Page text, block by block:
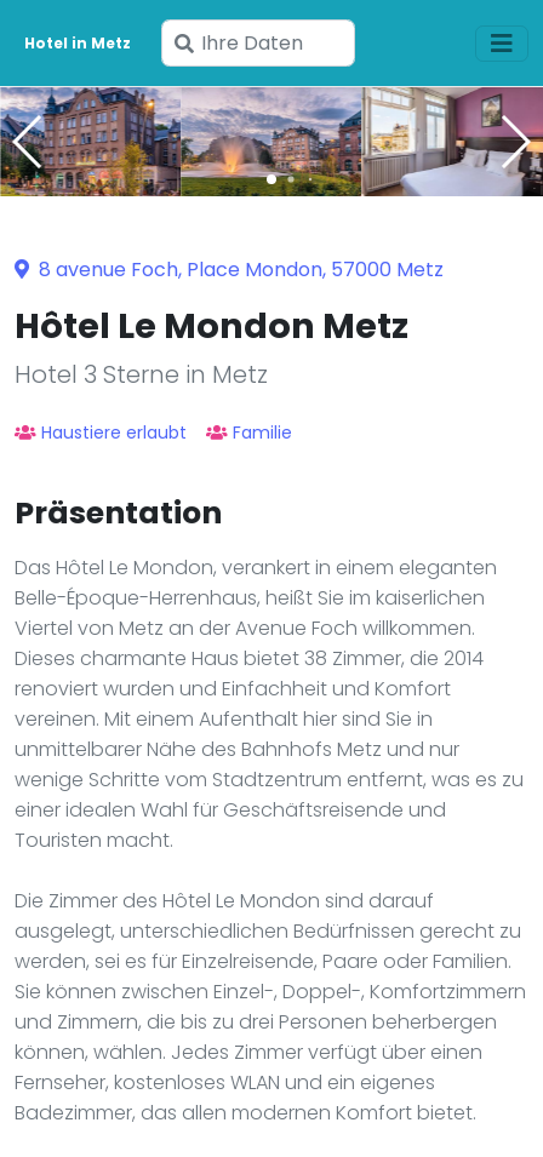
Hotel in Metz
Geben
Sie
Ihre
Daten
ein
8 avenue Foch, Place Mondon, 57000 Metz
Hôtel Le Mondon Metz
Hotel 3 Sterne in Metz
Haustiere erlaubt Familie
Präsentation
Das Hôtel Le Mondon, verankert in einem eleganten
Belle-Époque-Herrenhaus, heißt Sie im kaiserlichen
Viertel von Metz an der Avenue Foch willkommen.
Dieses charmante Haus bietet 38 Zimmer, die 2014
renoviert wurden und Einfachheit und Komfort
vereinen. Mit einem Aufenthalt hier sind Sie in
unmittelbarer Nähe des Bahnhofs Metz und nur
wenige Schritte vom Stadtzentrum entfernt, was es zu
einer idealen Wahl für Geschäftsreisende und
Touristen macht.
Die Zimmer des Hôtel Le Mondon sind darauf
ausgelegt, unterschiedlichen Bedürfnissen gerecht zu
werden, sei es für Einzelreisende, Paare oder Familien.
Sie können zwischen Einzel-, Doppel-, Komfortzimmern
und Zimmern, die bis zu drei Personen beherbergen
können, wählen. Jedes Zimmer verfügt über einen
Fernseher, kostenloses WLAN und ein eigenes
Badezimmer, das allen modernen Komfort bietet.